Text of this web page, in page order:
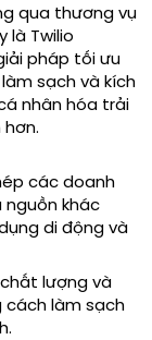
qua thương vụ
là Twilio
pháp tối ưu
sạch và kích
nhân hóa trải
các doanh
khác
di động và
lượng và
cách làm sạch